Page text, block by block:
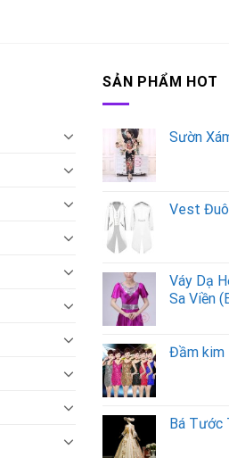
SẢN PHẨM HOT
Sườn
Vest
Váy Dạ
Sa Viền
Đầm kim
Bá Tước